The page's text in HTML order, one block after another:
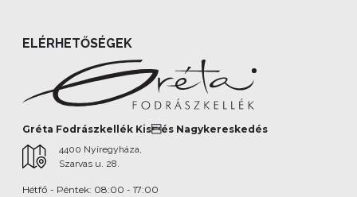
ELÉRHETŐSÉGEK
Gréta Fodrászkellék Kisés Nagykereskedés
4400 Nyíregyháza,
Szarvas u. 28.
Hétfő - Péntek: 08:00 - 17:00